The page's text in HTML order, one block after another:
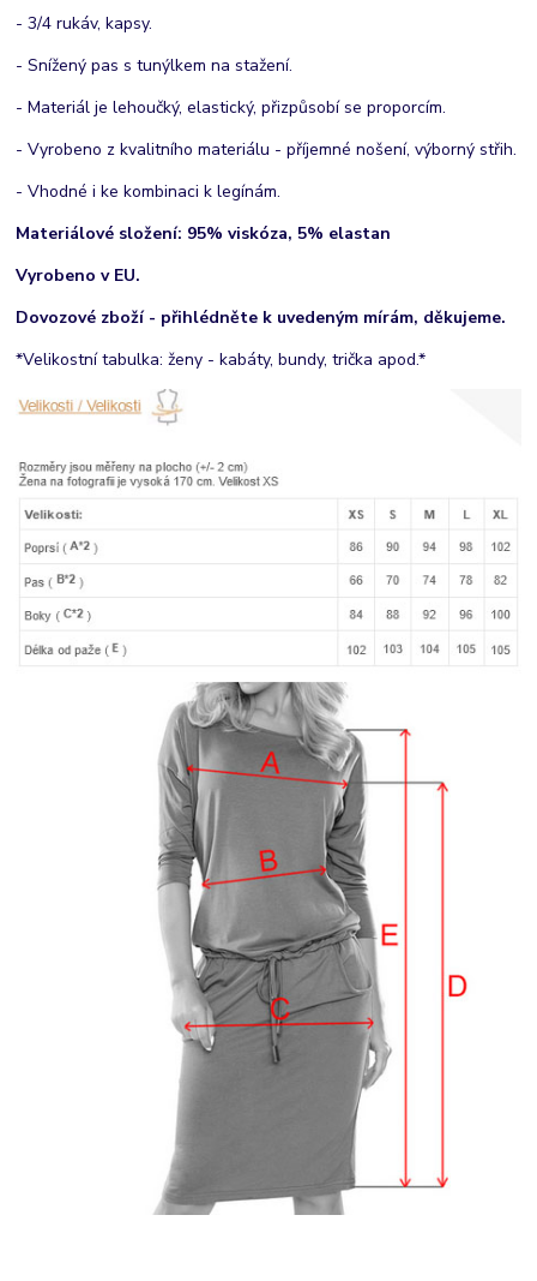
- 3/4 rukáv, kapsy.
- Snížený pas s tunýlkem na stažení.
- Materiál je lehoučký, elastický, přizpůsobí se proporcím.
- Vyrobeno z kvalitního materiálu - příjemné nošení, výborný střih.
- Vhodné i ke kombinaci k legínám.
Materiálové složení: 95% viskóza, 5% elastan
Vyrobeno v EU.
Dovozové zboží - přihlédněte k uvedeným mírám, děkujeme.
*Velikostní tabulka: ženy - kabáty, bundy, trička apod.*